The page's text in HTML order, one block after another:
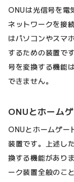
ONUは光信号を電
ネットワークを接
はパソコンやスマ
するための装置で
号を変換する機能
できません。
ONUとホーム
ONUとホームゲー
装置です。上述し
換する機能があり
ーク装置全般のこ